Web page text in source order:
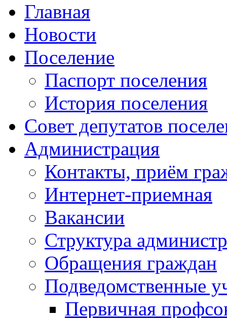
Главная
Новости
Поселение
Паспорт поселения
История поселения
Совет депутатов
Администрация
Контакты, приём
Интернет-приемная
Вакансии
Структура
Обращения граждан
Подведомственные
Первичная